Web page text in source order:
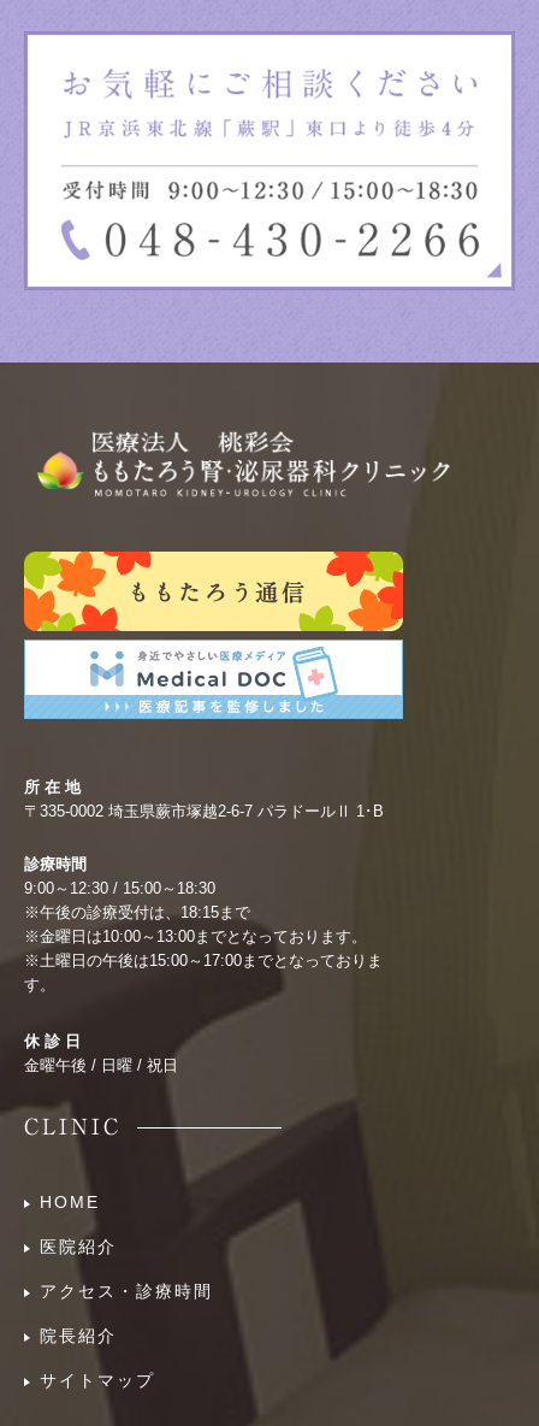
所 在 地
〒335-0002 埼玉県蕨市塚越2-6-7 パラドールⅡ 1･B
診療時間
9:00～12:30 / 15:00～18:30
※午後の診療受付は、18:15まで
※金曜日は10:00～13:00までとなっております。
※土曜日の午後は15:00～17:00までとなっておりま
す。
休 診 日
金曜午後 / 日曜 / 祝日
CLINIC
HOME
医院紹介
アクセス・診療時間
院長紹介
サイトマップ